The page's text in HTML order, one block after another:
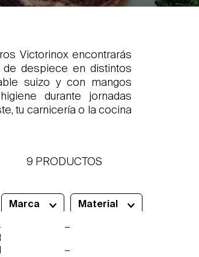
Victorinox encontrarás
de despiece en distintos
suizo y con mangos
durante jornadas
tu carnicería o la cocina
9 PRODUCTOS
Marca Material